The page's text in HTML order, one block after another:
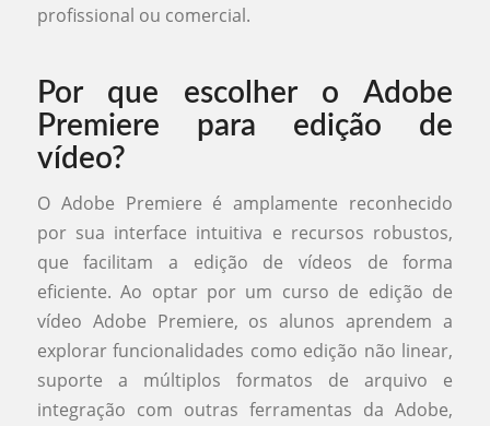
profissional ou comercial.
Por que escolher o Adobe
Premiere para edição de
vídeo?
O Adobe Premiere é amplamente reconhecido
por sua interface intuitiva e recursos robustos,
que facilitam a edição de vídeos de forma
eficiente. Ao optar por um curso de edição de
vídeo Adobe Premiere, os alunos aprendem a
explorar funcionalidades como edição não linear,
suporte a múltiplos formatos de arquivo e
integração com outras ferramentas da Adobe,